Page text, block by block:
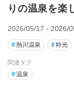
りの温泉を楽
2026/05/17 - 2026/
#熱川温泉 #粋光
関連タグ
#温泉